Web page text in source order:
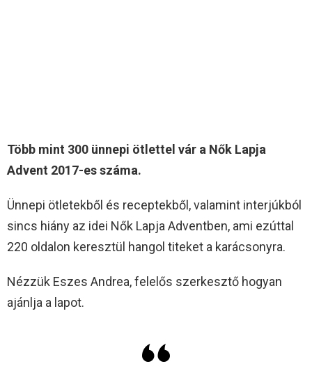
Több mint 300 ünnepi ötlettel vár a Nők Lapja
Advent 2017-es száma.
Ünnepi ötletekből és receptekből, valamint interjúkból
sincs hiány az idei Nők Lapja Adventben, ami ezúttal
220 oldalon keresztül hangol titeket a karácsonyra.
Nézzük Eszes Andrea, felelős szerkesztő hogyan
ajánlja a lapot.